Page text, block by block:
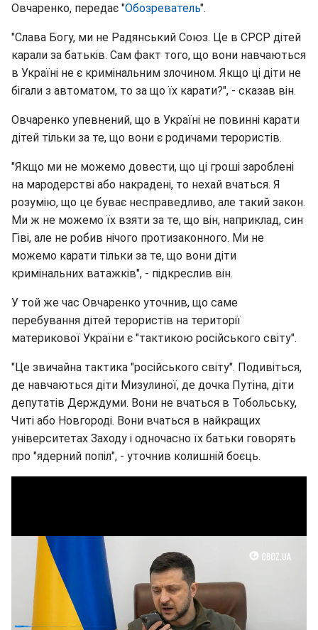
Овчаренко, передає "Обозреватель".
"Слава Богу, ми не Радянський Союз. Це в СРСР дітей
карали за батьків. Сам факт того, що вони навчаються
в Україні не є кримінальним злочином. Якщо ці діти не
бігали з автоматом, то за що їх карати?", - сказав він.
Овчаренко упевнений, що в Україні не повинні карати
дітей тільки за те, що вони є родичами терористів.
"Якщо ми не можемо довести, що ці гроші зароблені
на мародерстві або накрадені, то нехай вчаться. Я
розумію, що це буває несправедливо, але такий закон.
Ми ж не можемо їх взяти за те, що він, наприклад, син
Гіві, але не робив нічого протизаконного. Ми не
можемо карати тільки за те, що вони діти
кримінальних ватажків", - підкреслив він.
У той же час Овчаренко уточнив, що саме
перебування дітей терористів на території
материкової України є "тактикою російського світу".
"Це звичайна тактика "російського світу". Подивіться,
де навчаються діти Мизулиної, де дочка Путіна, діти
депутатів Держдуми. Вони не вчаться в Тобольську,
Читі або Новгороді. Вони вчаться в найкращих
університетах Заходу і одночасно їх батьки говорять
про "ядерний попіл", - уточнив колишній боєць.